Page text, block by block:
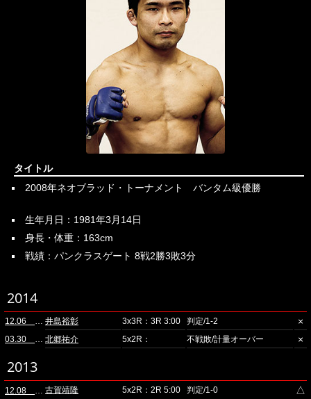
タイトル
2008年ネオブラッド・トーナメント バンタム級優勝
生年月日：1981年3月14日
身長・体重：163cm
戦績：パンクラスゲート 8戦2勝3敗3分
2014
12.06 ディファ有明 井島裕彰 3x3R：3R 3:00 判定/1-2 ×
03.30 横浜文化体育館 北郷祐介 5x2R： 不戦敗/計量オーバー ×
2013
12.08 ディファ有明 古賀靖隆 5x2R：2R 5:00 判定/1-0 △